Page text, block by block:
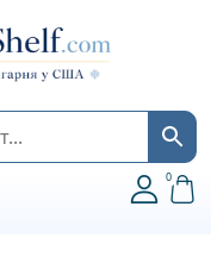
0